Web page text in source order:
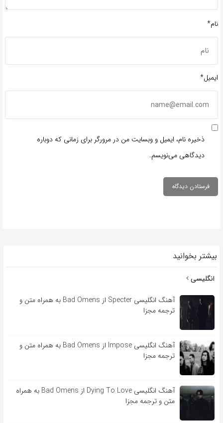
نام*
ایمیل*
ذخیره نام، ایمیل و وبسایت من در مرورگر برای زمانی که دوباره
دیدگاهی می‌نویسم.
بیشتر بخوانید
انگلیسی
آهنگ انگلیسی Specter از Bad Omens به همراه متن و
ترجمه مجزا
آهنگ انگلیسی Impose از Bad Omens به همراه متن و
ترجمه مجزا
آهنگ انگلیسی Dying To Love از Bad Omens به همراه
متن و ترجمه مجزا